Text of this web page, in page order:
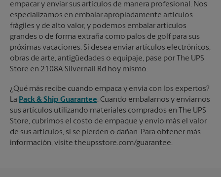
empacar y enviar sus artículos de manera profesional. Nos
especializamos en embalar apropiadamente artículos
frágiles y de alto valor, y podemos embalar artículos
grandes o de forma extraña como palos de golf para sus
próximas vacaciones. Si desea enviar artículos electrónicos,
obras de arte, antigüedades o equipaje, pase por The UPS
Store en 2108A Silvernail Rd hoy mismo.
¿Qué más recibe cuando empaca y envía con los expertos?
La Pack & Ship Guarantee. Cuando embalamos y enviamos
sus artículos utilizando materiales comprados en The UPS
Store, cubrimos el costo de empaque y envío más el valor
de sus artículos, si se pierden o dañan. Para obtener más
información, visite theupsstore.com/guarantee.